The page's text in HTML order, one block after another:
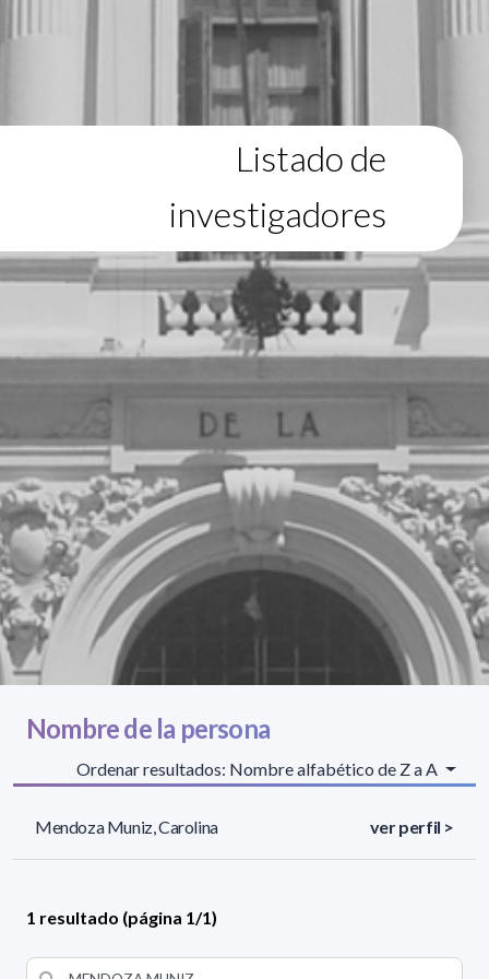
Listado de
investigadores
Nombre de la persona
Ordenar resultados: Nombre alfabético de Z a A
Mendoza Muniz, Carolina ver perfil >
1 resultado (página 1/1)